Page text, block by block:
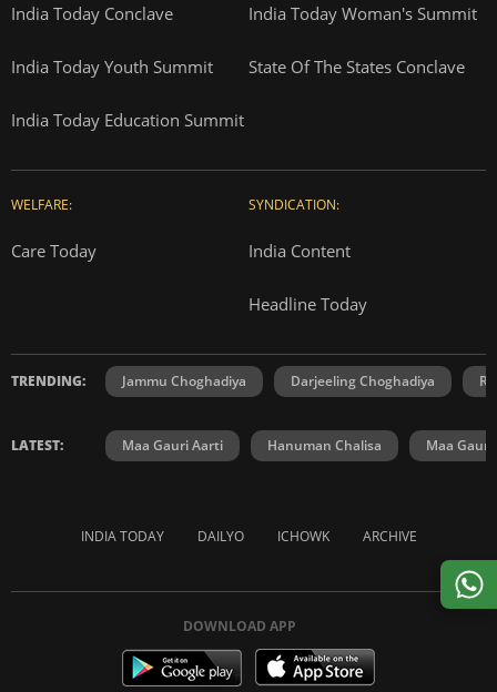
India Today Conclave India Today Woman's Summit
India Today Youth Summit State Of The States Conclave
India Today Education Summit
WELFARE:
Care Today
SYNDICATION:
India Content
Headline Today
TRENDING: Jammu Choghadiya Darjeeling Choghadiya
LATEST: Maa Gauri Aarti Hanuman Chalisa Maa Gauri
INDIA TODAY DAILYO ICHOWK ARCHIVE
DOWNLOAD APP